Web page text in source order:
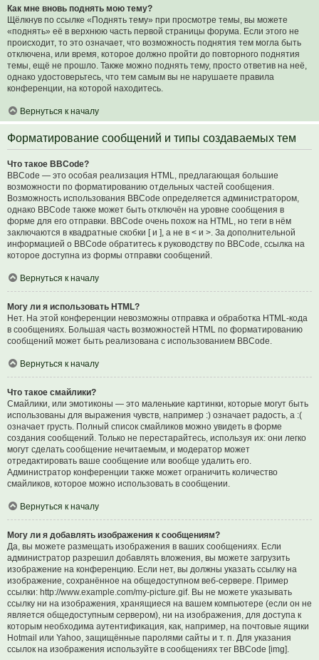
Как мне вновь поднять мою тему?
Щёлкнув по ссылке «Поднять тему» при просмотре темы, вы можете
«поднять» её в верхнюю часть первой страницы форума. Если этого не
происходит, то это означает, что возможность поднятия тем могла быть
отключена, или время, которое должно пройти до повторного поднятия
темы, ещё не прошло. Также можно поднять тему, просто ответив на неё,
однако удостоверьтесь, что тем самым вы не нарушаете правила
конференции, на которой находитесь.
Вернуться к началу
Форматирование сообщений и типы создаваемых тем
Что такое BBCode?
BBCode — это особая реализация HTML, предлагающая большие
возможности по форматированию отдельных частей сообщения.
Возможность использования BBCode определяется администратором,
однако BBCode также может быть отключён на уровне сообщения в
форме для его отправки. BBCode очень похож на HTML, но теги в нём
заключаются в квадратные скобки [ и ], а не в < и >. За дополнительной
информацией о BBCode обратитесь к руководству по BBCode, ссылка на
которое доступна из формы отправки сообщений.
Вернуться к началу
Могу ли я использовать HTML?
Нет. На этой конференции невозможны отправка и обработка HTML-кода
в сообщениях. Большая часть возможностей HTML по форматированию
сообщений может быть реализована с использованием BBCode.
Вернуться к началу
Что такое смайлики?
Смайлики, или эмотиконы — это маленькие картинки, которые могут быть
использованы для выражения чувств, например :) означает радость, а :(
означает грусть. Полный список смайликов можно увидеть в форме
создания сообщений. Только не перестарайтесь, используя их: они легко
могут сделать сообщение нечитаемым, и модератор может
отредактировать ваше сообщение или вообще удалить его.
Администратор конференции также может ограничить количество
смайликов, которое можно использовать в сообщении.
Вернуться к началу
Могу ли я добавлять изображения к сообщениям?
Да, вы можете размещать изображения в ваших сообщениях. Если
администратор разрешил добавлять вложения, вы можете загрузить
изображение на конференцию. Если нет, вы должны указать ссылку на
изображение, сохранённое на общедоступном веб-сервере. Пример
ссылки: http://www.example.com/my-picture.gif. Вы не можете указывать
ссылку ни на изображения, хранящиеся на вашем компьютере (если он не
является общедоступным сервером), ни на изображения, для доступа к
которым необходима аутентификация, как, например, на почтовые ящики
Hotmail или Yahoo, защищённые паролями сайты и т. п. Для указания
ссылок на изображения используйте в сообщениях тег BBCode [img].